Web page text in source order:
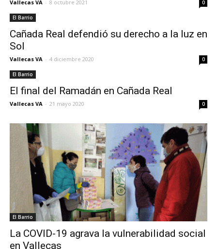
Vallecas VA - 8 octubre 2021 0
El Barrio
Cañada Real defendió su derecho a la luz en
Sol
Vallecas VA - 4 diciembre 2020 0
El Barrio
El final del Ramadán en Cañada Real
Vallecas VA - 21 mayo 2020 0
El Barrio
La COVID-19 agrava la vulnerabilidad social
en Vallecas